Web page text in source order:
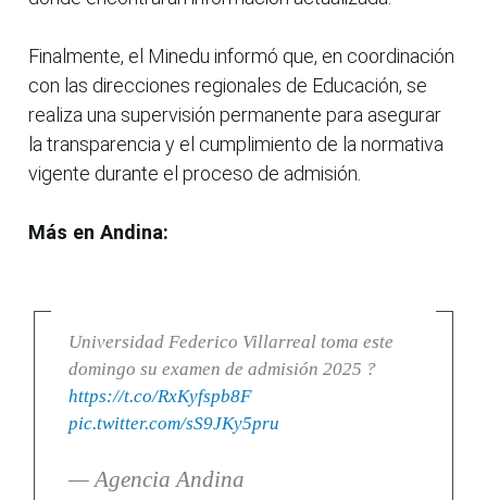
Finalmente, el Minedu informó que, en coordinación
con las direcciones regionales de Educación, se
realiza una supervisión permanente para asegurar
la transparencia y el cumplimiento de la normativa
vigente durante el proceso de admisión.
Más en Andina:
Universidad Federico Villarreal toma este
domingo su examen de admisión 2025 ?
https://t.co/RxKyfspb8F
pic.twitter.com/sS9JKy5pru
— Agencia Andina